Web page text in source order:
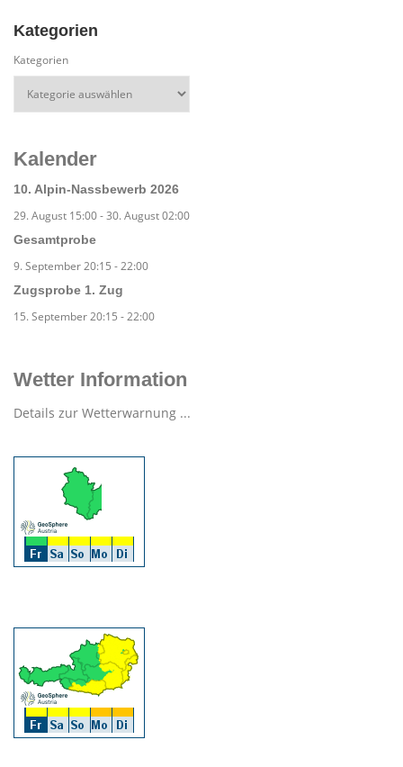
Kategorien
Kategorien
Kalender
10. Alpin-Nassbewerb 2026
29. August 15:00-30. August 02:00
Gesamtprobe
9. September 20:15 -22:00
Zugsprobe 1. Zug
15. September 20:15 -22:00
Wetter Information
Details zur Wetterwarnung ...